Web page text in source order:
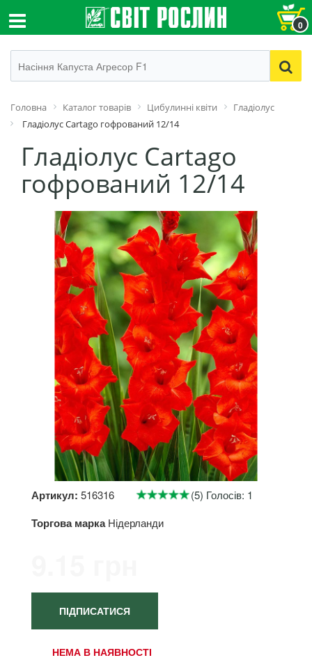
0
Головна Каталог товарів Цибулинні квіти
Гладіолус
Гладіолус Cartago гофрований 12/14
Гладіолус Cartago
гофрований 12/14
Артикул: 516316 (5) Голосів: 1
Торгова марка Нідерланди
ПІДПИСАТИСЯ
НЕМА В НАЯВНОСТІ